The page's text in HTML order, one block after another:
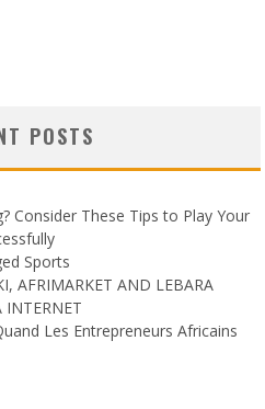
POSTS
Consider These Tips to Play Your
Sports
AFRIMARKET AND LEBARA
INTERNET
Les Entrepreneurs Africains